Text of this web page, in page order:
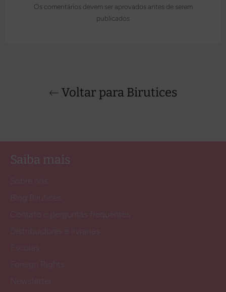
Os comentários devem ser aprovados antes de serem
publicados
Voltar para Birutices
Saiba mais